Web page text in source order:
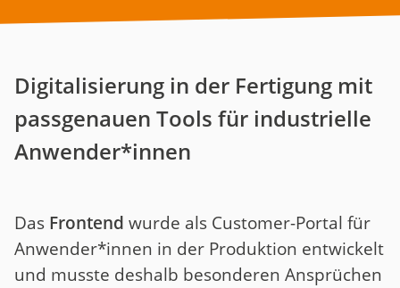
Digitalisierung in der Fertigung mit
passgenauen Tools für industrielle
Anwender*innen
Das Frontend wurde als Customer-Portal für
Anwender*innen in der Produktion entwickelt
und musste deshalb besonderen Ansprüchen